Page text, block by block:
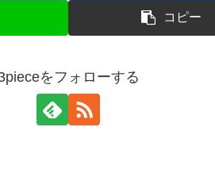
コピー
をフォローする